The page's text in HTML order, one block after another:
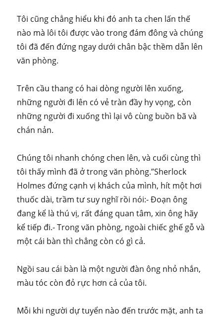
Tôi cũng chẳng hiểu khi đó anh ta chen lấn thế
nào mà lôi tôi được vào trong đám đông và chúng
tôi đã đến đứng ngay dưới chân bậc thềm dẫn lên
văn phòng.
Trên cầu thang có hai dòng người lên xuống,
những người đi lên có vẻ tràn đầy hy vọng, còn
những người đi xuống thì lại vô cùng buồn bã và
chán nản.
Chúng tôi nhanh chóng chen lên, và cuối cùng thì
tôi thấy mình đã ở trong văn phòng.”Sherlock
Holmes đứng cạnh vị khách của mình, hít một hơi
thuốc dài, trầm tư suy nghĩ rồi nói:- Đoạn ông
đang kể là thú vị, rất đáng quan tâm, xin ông hãy
kể tiếp đi.- Trong văn phòng, ngoài chiếc ghế gỗ và
một cái bàn thì chẳng còn có gì cả.
Ngồi sau cái bàn là một người đàn ông nhỏ nhắn,
màu tóc còn đỏ rực hơn cả của tôi.
Mỗi khi người dự tuyển nào đến trước mặt, anh ta